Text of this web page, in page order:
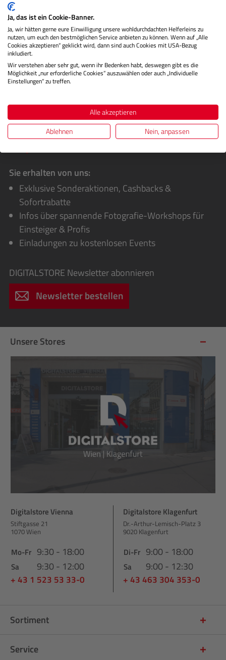
Der Profoto L600D ist ein kompakter und leistungsstarker
LED-Scheinwerfer, der speziell für Film- und Fotoprofis
entwickelt…Mehr
Herstellerinformationen
Bewertungen
Sie erhalten von uns:
Exklusive Sonderaktionen, Cashbacks &
Sofortrabatte
Infos über spannende Fotografie-Workshops für
Einsteiger & Profis
Einladungen zu kostenlosen Events
DIGITALSTORE Newsletter abonnieren
Newsletter bestellen
Unsere Stores
Digitalstore Vienna
Stiftgasse 21
1070 Wien
Mo-Fr 9:30 - 18:00
Sa 9:30 - 12:00
+ 43 1 523 53 33-0
Digitalstore Klagenfurt
Dr.-Arthur-Lemisch-Platz 3
9020 Klagenfurt
Di-Fr 9:00 - 18:00
Sa 9:00 - 12:30
+ 43 463 304 353-0
Sortiment
Service
Ja, das ist ein Cookie-Banner.
Ja, wir hätten gerne eure Einwilligung unsere wohldurchdachten Helferleins zu
nutzen, um euch den bestmöglichen Service anbieten zu können. Wenn auf „Alle
Cookies akzeptieren“ geklickt wird, dann sind auch Cookies mit USA-Bezug
inkludiert.
Wir verstehen aber sehr gut, wenn ihr Bedenken habt, deswegen gibt es die
Möglichkeit „nur erforderliche Cookies“ auszuwählen oder auch „Individuelle
Einstellungen“ zu treffen.
Alle akzeptieren
Ablehnen
Nein, anpassen